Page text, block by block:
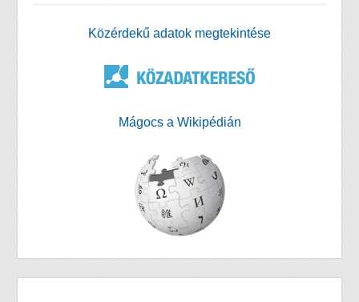
Közérdekű adatok megtekintése
Mágocs a Wikipédián